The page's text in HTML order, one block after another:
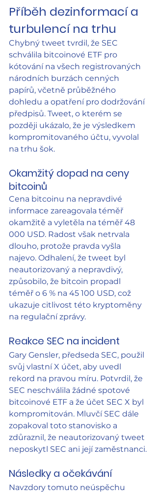
Příběh dezinformací a
turbulencí na trhu
Chybný tweet tvrdil, že SEC
schválila bitcoinové ETF pro
kótování na všech registrovaných
národních burzách cenných
papírů, včetně průběžného
dohledu a opatření pro dodržování
předpisů. Tweet, o kterém se
později ukázalo, že je výsledkem
kompromitovaného účtu, vyvolal
na trhu šok.
Okamžitý dopad na ceny
bitcoinů
Cena bitcoinu na nepravdivé
informace zareagovala téměř
okamžitě a vyletěla na téměř 48
000 USD. Radost však netrvala
dlouho, protože pravda vyšla
najevo. Odhalení, že tweet byl
neautorizovaný a nepravdivý,
způsobilo, že bitcoin propadl
téměř o 6 % na 45 100 USD, což
ukazuje citlivost této kryptoměny
na regulační zprávy.
Reakce SEC na incident
Gary Gensler, předseda SEC, použil
svůj vlastní X účet, aby uvedl
rekord na pravou míru. Potvrdil, že
SEC neschválila žádné spotové
bitcoinové ETF a že účet SEC X byl
kompromitován. Mluvčí SEC dále
zopakoval toto stanovisko a
zdůraznil, že neautorizovaný tweet
neposkytl SEC ani její zaměstnanci.
Následky a očekávání
Navzdory tomuto neúspěchu